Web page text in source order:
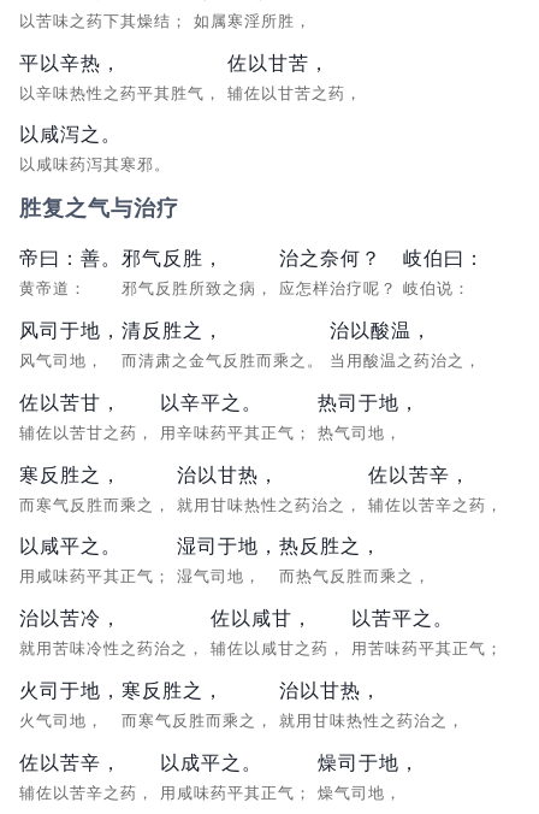
以苦味之药下其燥结； 如属寒淫所胜，
平以辛热，
以辛味热性之药平其胜气，
佐以甘苦，
辅佐以甘苦之药，
以咸泻之。
以咸味药泻其寒邪。
胜复之气与治疗
帝曰：善。
黄帝道：
邪气反胜，
邪气反胜所致之病，
治之奈何？
应怎样治疗呢？
岐伯曰：
岐伯说：
风司于地，
风气司地，
清反胜之，
而清肃之金气反胜而乘之。
治以酸温，
当用酸温之药治之，
佐以苦甘，
辅佐以苦甘之药，
以辛平之。
用辛味药平其正气；
热司于地，
热气司地，
寒反胜之，
而寒气反胜而乘之，
治以甘热，
就用甘味热性之药治之，
佐以苦辛，
辅佐以苦辛之药，
以咸平之。
用咸味药平其正气；
湿司于地，
湿气司地，
热反胜之，
而热气反胜而乘之，
治以苦冷，
就用苦味冷性之药治之，
佐以咸甘，
辅佐以咸甘之药，
以苦平之。
用苦味药平其正气；
火司于地，
火气司地，
寒反胜之，
而寒气反胜而乘之，
治以甘热，
就用甘味热性之药治之，
佐以苦辛，
辅佐以苦辛之药，
以成平之。
用咸味药平其正气；
燥司于地，
燥气司地，